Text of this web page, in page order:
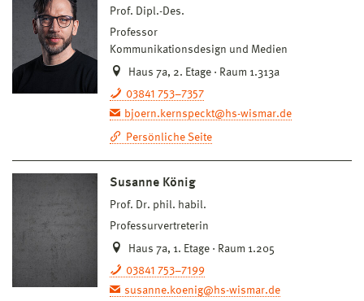
Prof. Dipl.-Des.
Professor
Kommunikationsdesign und Medien
Haus 7a, 2. Etage · Raum 1.313a
03841 753–7357
bjoern.kernspeckt@hs-wismar.de
Persönliche Seite
Susanne König
Prof. Dr. phil. habil.
Professurvertreterin
Haus 7a, 1. Etage · Raum 1.205
03841 753–7199
susanne.koenig@hs-wismar.de